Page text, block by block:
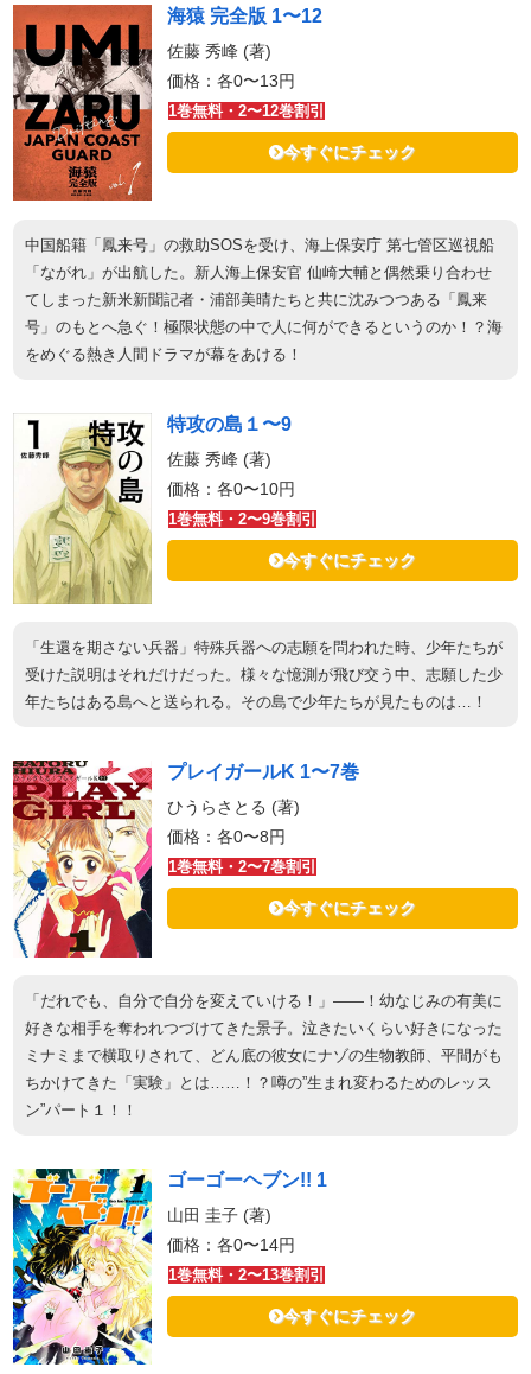
海猿 完全版 1〜12
佐藤 秀峰 (著)
価格：各0〜13円
1巻無料・2〜12巻割引
今すぐにチェック
中国船籍「鳳来号」の救助SOSを受け、海上保安庁 第七管区巡視船
「ながれ」が出航した。新人海上保安官 仙崎大輔と偶然乗り合わせ
てしまった新米新聞記者・浦部美晴たちと共に沈みつつある「鳳来
号」のもとへ急ぐ！極限状態の中で人に何ができるというのか！？海
をめぐる熱き人間ドラマが幕をあける！
特攻の島１〜9
佐藤 秀峰 (著)
価格：各0〜10円
1巻無料・2〜9巻割引
今すぐにチェック
「生還を期さない兵器」特殊兵器への志願を問われた時、少年たちが
受けた説明はそれだけだった。様々な憶測が飛び交う中、志願した少
年たちはある島へと送られる。その島で少年たちが見たものは…！
プレイガールK 1〜7巻
ひうらさとる (著)
価格：各0〜8円
1巻無料・2〜7巻割引
今すぐにチェック
「だれでも、自分で自分を変えていける！」――！幼なじみの有美に
好きな相手を奪われつづけてきた景子。泣きたいくらい好きになった
ミナミまで横取りされて、どん底の彼女にナゾの生物教師、平間がも
ちかけてきた「実験」とは……！？噂の”生まれ変わるためのレッス
ン”パート１！！
ゴーゴーヘブン!! 1
山田 圭子 (著)
価格：各0〜14円
1巻無料・2〜13巻割引
今すぐにチェック